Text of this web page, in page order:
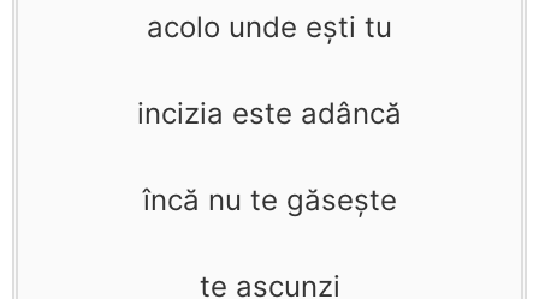
acolo unde eşti tu
incizia este adâncă
încă nu te găseşte
te ascunzi